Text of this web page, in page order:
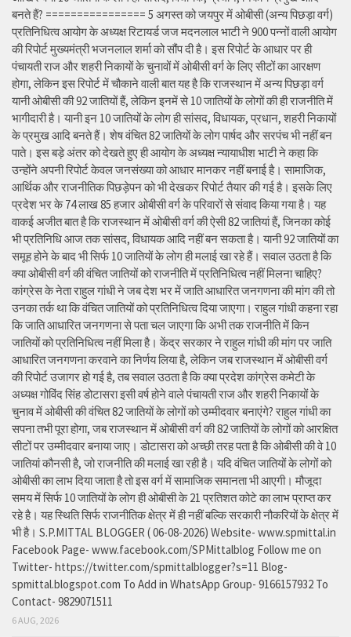
बनते हैं? ================ 5 अगस्त को जयपुर में ओबीसी (अन्य पिछड़ा वर्ग)
प्रतिनिधित्व आयोग के अध्यक्ष रिटायर्ड जज मदनलाल भाटी ने 900 पन्नों वाली आयोग
की रिपोर्ट मुख्यमंत्री भजनलाल शर्मा को सौंप दी है। इस रिपोर्ट के आधार पर ही
पंचायती राज और शहरी निकायों के चुनावों में ओबीसी वर्ग के लिए सीटों का आरक्षण
होगा, लेकिन इस रिपोर्ट में चौकाने वाली बात यह है कि राजस्थान में अन्य पिछड़ा वर्ग
यानी ओबीसी की 92 जातियों हैं, लेकिन इनमें से 10 जातियों के लोगों की ही राजनीति में
भागीदारी है। यानी इन 10 जातियों के लोग ही सांसद, विधायक, प्रधान, शहरी निकायों
के प्रमुख आदि बनते हैं। शेष वंचित 82 जातियों के लोग पार्षद और सरपंच भी नहीं बन
पाते। इस बड़े अंतर को देखते हुए ही आयोग के अध्यक्ष न्यायाधीश भाटी ने कहा कि
उन्होंने अपनी रिपोर्ट केवल जनसंख्या को आधार मानकर नहीं बनाई है। सामाजिक,
आर्थिक और राजनीतिक पिछड़ेपन को भी देखकर रिपोर्ट तैयार की गई है। इसके लिए
प्रदेश भर के 74 लाख 85 हजार ओबीसी वर्ग के परिवारों से संवाद किया गया है। यह
वाकई अजीत बात है कि राजस्थान में ओबीसी वर्ग की ऐसी 82 जातियां हैं, जिनका कोई
भी प्रतिनिधि आज तक सांसद, विधायक आदि नहीं बन सकता है। यानी 92 जातियों का
समूह होने के बाद भी सिर्फ 10 जातियों के लोग ही मलाई खा रहे हैं। सवाल उठता है कि
क्या ओबीसी वर्ग की वंचित जातियों को राजनीति में प्रतिनिधित्व नहीं मिलना चाहिए?
कांग्रेस के नेता राहुल गांधी ने जब देश भर में जाति आधारित जनगणना की मांग की तो
उनका तर्क था कि वंचित जातियों को प्रतिनिधित्व दिया जाएगा। राहुल गांधी कहना रहा
कि जाति आधारित जनगणना से पता चल जाएगा कि अभी तक राजनीति में किन
जातियों को प्रतिनिधित्व नहीं मिला है। केंद्र सरकार ने राहुल गांधी की मांग पर जाति
आधारित जनगणना करवाने का निर्णय लिया है, लेकिन जब राजस्थान में ओबीसी वर्ग
की रिपोर्ट उजागर हो गई है, तब सवाल उठता है कि क्या प्रदेश कांग्रेस कमेटी के
अध्यक्ष गोविंद सिंह डोटासरा इसी वर्ष होने वाले पंचायती राज और शहरी निकायों के
चुनाव में ओबीसी की वंचित 82 जातियों के लोगों को उम्मीदवार बनाएंगे? राहुल गांधी का
सपना तभी पूरा होगा, जब राजस्थान में ओबीसी वर्ग की 82 जातियों के लोगों को आरक्षित
सीटों पर उम्मीदवार बनाया जाए। डोटासरा को अच्छी तरह पता है कि ओबीसी की वे 10
जातियां कौनसी है, जो राजनीति की मलाई खा रही है। यदि वंचित जातियों के लोगों को
ओबीसी का लाभ दिया जाता है तो इस वर्ग में सामाजिक समानता भी आएगी। मौजूदा
समय में सिर्फ 10 जातियों के लोग ही ओबीसी के 21 प्रतिशत कोटे का लाभ प्राप्त कर
रहे है। यह स्थिति सिर्फ राजनीतिक क्षेत्र में ही नहीं बल्कि सरकारी नौकरियों के क्षेत्र में
भी है। S.P.MITTAL BLOGGER ( 06-08-2026) Website- www.spmittal.in
Facebook Page- www.facebook.com/SPMittalblog Follow me on
Twitter- https://twitter.com/spmittalblogger?s=11 Blog-
spmittal.blogspot.com To Add in WhatsApp Group- 9166157932 To
Contact- 9829071511
6 AUG, 2026